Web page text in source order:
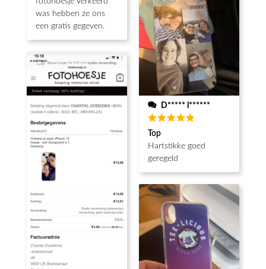
was hebben ze ons
een gratis gegeven.
D***** l******
Waardering
5 uit 5
Top
Hartstikke goed
geregeld